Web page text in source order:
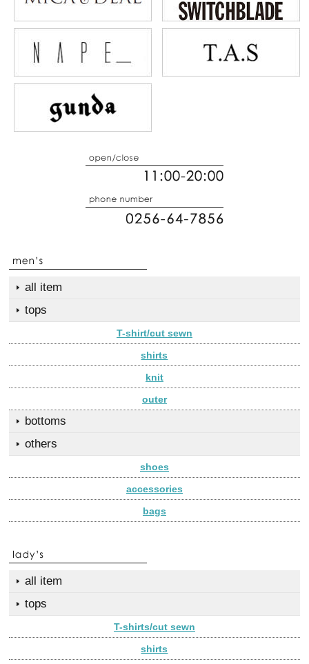
all item
tops
T-shirt/cut sewn
shirts
knit
outer
bottoms
others
shoes
accessories
bags
all item
tops
T-shirts/cut sewn
shirts